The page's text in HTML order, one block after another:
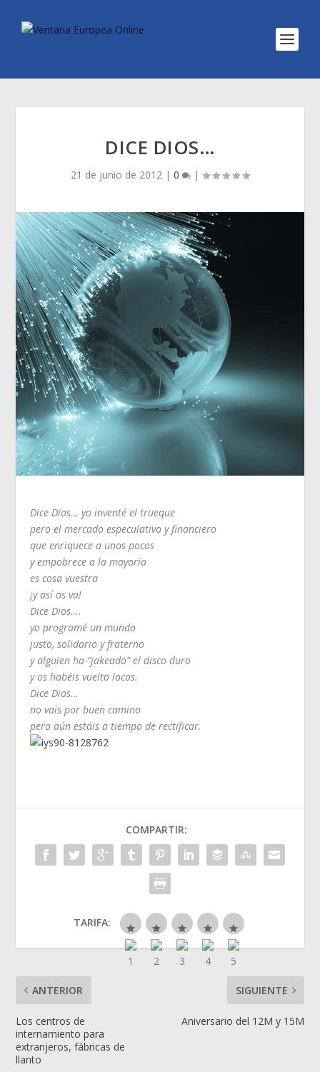
DICE DIOS…
21 de junio de 2012 | 0 |
Dice Dios… yo inventé el trueque
pero el mercado especulativo y financiero
que enriquece a unos pocos
y empobrece a la mayoría
es cosa vuestra
¡y así os va!
Dice Dios….
yo programé un mundo
justo, solidario y fraterno
y alguien ha “jakeado” el disco duro
y os habéis vuelto locos.
Dice Dios…
no vais por buen camino
pero aún estáis a tiempo de rectificar.
COMPARTIR:
TARIFA:
ANTERIOR
Los centros de
internamiento para
extranjeros, fábricas de
llanto
SIGUIENTE
Aniversario del 12M y 15M